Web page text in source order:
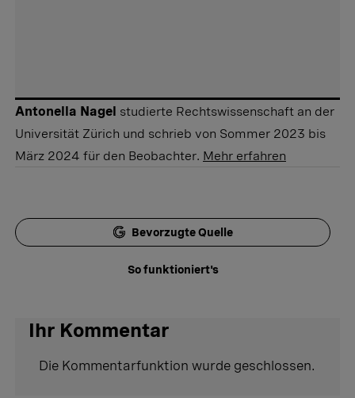
Antonella Nagel studierte Rechtswissenschaft an der
Universität Zürich und schrieb von Sommer 2023 bis
März 2024 für den Beobachter. Mehr erfahren
Bevorzugte Quelle
So funktioniert's
Ihr Kommentar
Die Kommentarfunktion wurde geschlossen.